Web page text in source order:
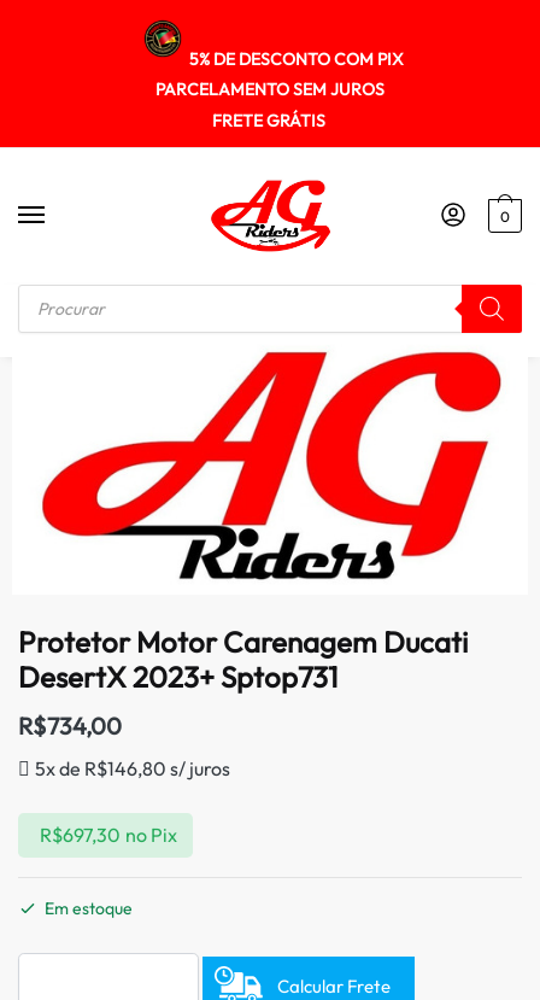
5% DE DESCONTO COM PIX
PARCELAMENTO SEM JUROS
FRETE GRÁTIS
0
Início / PROTETOR DE MOTOR DE CARENAGENS Protetor Motor Carenagem Ducati DesertX 2023+ Sptop731
Protetor Motor Carenagem Ducati
DesertX 2023+ Sptop731
R$734,00
5x de R$146,80 s/ juros
R$697,30 no Pix
Em estoque
Calcular Frete